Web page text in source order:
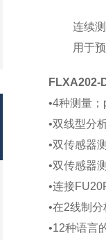
连续
用于
FLXA202-
•4种测量
•双线型分
•双传感器
•双传感器
•连接
•在2线制
•12种语言